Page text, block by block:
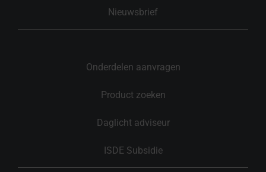
Nieuwsbrief
Onderdelen aanvragen
Product zoeken
Daglicht adviseur
ISDE Subsidie